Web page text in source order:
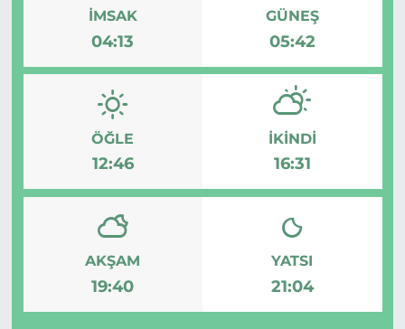
İMSAK
04:13
GÜNEŞ
05:42
ÖĞLE
12:46
İKINDI
16:31
AKŞAM
19:40
YATSI
21:04